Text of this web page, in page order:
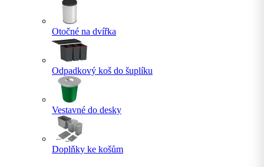
Otočné na dvířka
Odpadkový koš do šuplíku
Vestavné do desky
Doplňky ke košům